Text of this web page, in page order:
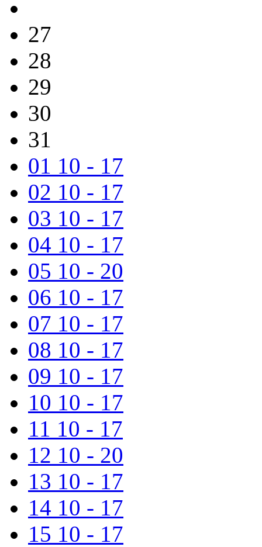
27
28
29
30
31
01 10 - 17
02 10 - 17
03 10 - 17
04 10 - 17
05 10 - 20
06 10 - 17
07 10 - 17
08 10 - 17
09 10 - 17
10 10 - 17
11 10 - 17
12 10 - 20
13 10 - 17
14 10 - 17
15 10 - 17